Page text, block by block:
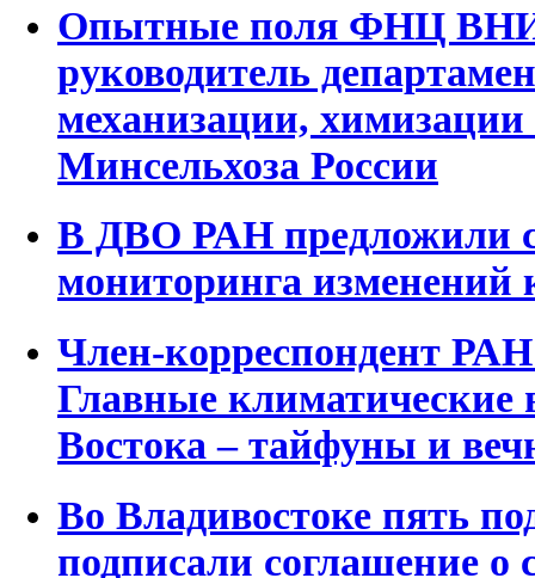
Опытные поля ФНЦ
руководитель
механизации,
Минсельхоза России
В ДВО РАН предложили
мониторинга изменений
Член-корреспондент
Главные климатические
Востока – тайфуны и
Во Владивостоке пять
подписали соглашение о